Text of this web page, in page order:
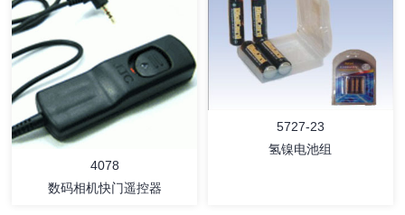
4078
数码相机快门遥控器
5727-23
氢镍电池组